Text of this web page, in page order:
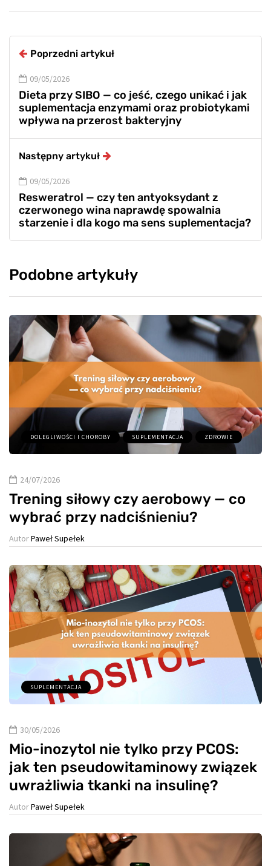
Poprzedni artykuł
09/05/2026
Dieta przy SIBO — co jeść, czego unikać i jak
suplementacja enzymami oraz probiotykami
wpływa na przerost bakteryjny
Następny artykuł
09/05/2026
Resweratrol — czy ten antyoksydant z
czerwonego wina naprawdę spowalnia
starzenie i dla kogo ma sens suplementacja?
Podobne artykuły
DOLEGLIWOŚCI I CHOROBY SUPLEMENTACJA ZDROWIE
24/07/2026
Trening siłowy czy aerobowy — co
wybrać przy nadciśnieniu?
AutorPaweł Supełek
SUPLEMENTACJA
30/05/2026
Mio-inozytol nie tylko przy PCOS:
jak ten pseudowitaminowy związek
uwrażliwia tkanki na insulinę?
AutorPaweł Supełek